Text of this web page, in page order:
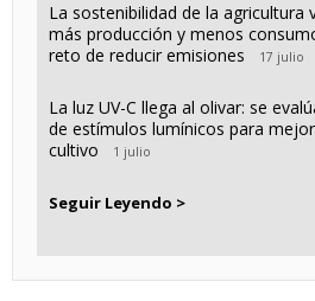
La sostenibilidad de la agricultura
más producción y menos
reto de reducir emisiones
17 julio
La luz UV-C llega al olivar: se
de estímulos lumínicos para
cultivo
1 julio
Seguir Leyendo >